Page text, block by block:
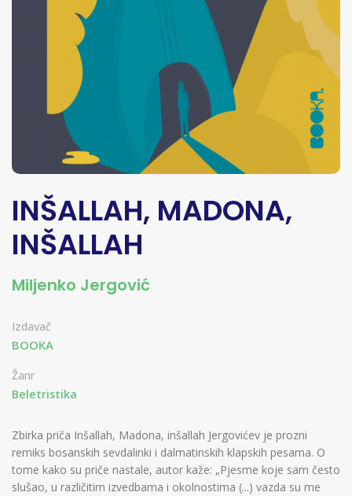
INŠALLAH, MADONA,
INŠALLAH
Miljenko Jergović
Izdavač
BOOKA
Žanr
Beletristika
Zbirka priča Inšallah, Madona, inšallah Jergovićev je prozni
remiks bosanskih sevdalinki i dalmatinskih klapskih pesama. O
tome kako su priče nastale, autor kaže: „Pjesme koje sam često
slušao, u različitim izvedbama i okolnostima (...) vazda su me